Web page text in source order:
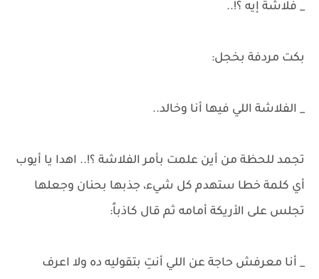
_ فلاشة إيه ؟!..
بكت مردفة بخجل:
_ الفلاشة اللي فيها أنا وخالد..
تجمد للحظة من أين علمت بأمر الفلاشة ؟!.. اهدا يا أيوب
أي كلمة خطا ستهدم كل شيء، جذبها بحنان وجعلها
تجلس على الأريكة أمامه ثم قال كاذباً:
_ أنا معرفش حاجة عن اللي أنتِ بتقوليه ده ولا اعرف